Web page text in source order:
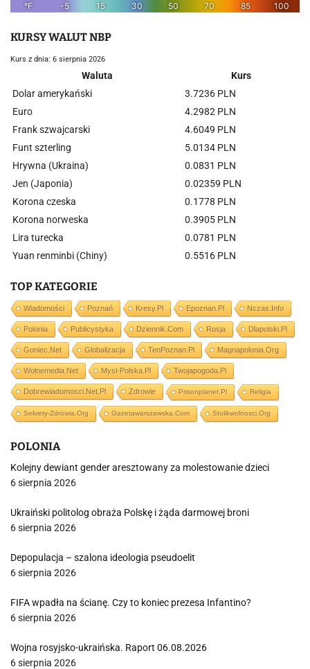
KURSY WALUT NBP
Kurs z dnia: 6 sierpnia 2026
Waluta
Kurs
Dolar amerykański
3.7236 PLN
Euro
4.2982 PLN
Frank szwajcarski
4.6049 PLN
Funt szterling
5.0134 PLN
Hrywna (Ukraina)
0.0831 PLN
Jen (Japonia)
0.02359 PLN
Korona czeska
0.1778 PLN
Korona norweska
0.3905 PLN
Lira turecka
0.0781 PLN
Yuan renminbi (Chiny)
0.5516 PLN
TOP KATEGORIE
Wiadomości Poznań Kresy.pl Epoznan.pl Nczas.info
Polonia Publicystyka Dziennik.com Rosja Dlapolski.pl
Goniec.net Globalizacja TenPoznan.pl Magnapolonia.org
Wolnemedia.net Mysl-Polska.pl Twojapogoda.pl
Dobrewiadomosci.net.pl Zdrowie Prisonplanet.pl Religia
Sekrety-Zdrowia.org Gazetawarszawska.com Stolikwolnosci.org
POLONIA
Kolejny dewiant gender aresztowany za molestowanie dzieci
6 sierpnia 2026
Ukraiński politolog obraża Polskę i żąda darmowej broni
6 sierpnia 2026
Depopulacja – szalona ideologia pseudoelit
6 sierpnia 2026
FIFA wpadła na ścianę. Czy to koniec prezesa Infantino?
6 sierpnia 2026
Wojna rosyjsko-ukraińska. Raport 06.08.2026
6 sierpnia 2026